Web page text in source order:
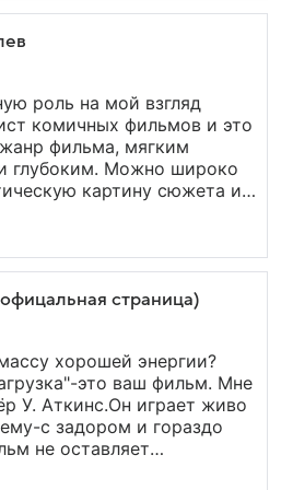
визита двадцатилетней
преобразившись
более открытыми. О
история о серьезном с
в строй после
шпионскими,
но как раз колоритность,
выделяет ее, делает
редкий случай, когда
просто в кадре и в
моргнуть и уже
самых известных
Инглиш, на мой взгляд,
Бонд - серьезен, Розовая
А в данном
и кровь настоящая, и
множество. Все
- сплошные
"пока обычный народ
добрым,
роль на мой взгляд
комичных фильмов и это
фильма, мягким
глубоким. Можно широко
картину сюжета и
принесенные туда
страница)
хорошей энергии?
это ваш фильм. Мне
У. Аткинс.Он играет живо
с задором и гораздо
не оставляет
сидеть на этом